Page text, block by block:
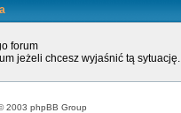
forum
jeżeli chcesz wyjaśnić tą sytuację.
2003 phpBB Group